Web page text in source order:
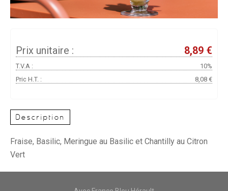
Prix unitaire : 8,89 €
T.V.A :
10%
Pric H.T. :
8,08 €
Description
Fraise, Basilic, Meringue au Basilic et Chantilly au Citron
Vert